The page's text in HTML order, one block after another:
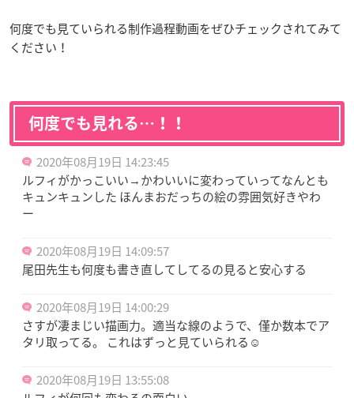
何度でも見ていられる制作過程動画をぜひチェックされてみて
ください！
何度でも見れる…！！
2020年08月19日 14:23:45
ルフィがかっこいい→かわいいに変わっていってなんとも
キュンキュンした ほんまおだっちの絵の雰囲気好きやわ
ー
2020年08月19日 14:09:57
尾田先生も何度も書き直してしてるの見ると安心する
2020年08月19日 14:00:29
さすが凄まじい描画力。適当な線のようで、僅か数本でア
タリ取ってる。 これはずっと見ていられる☺️
2020年08月19日 13:55:08